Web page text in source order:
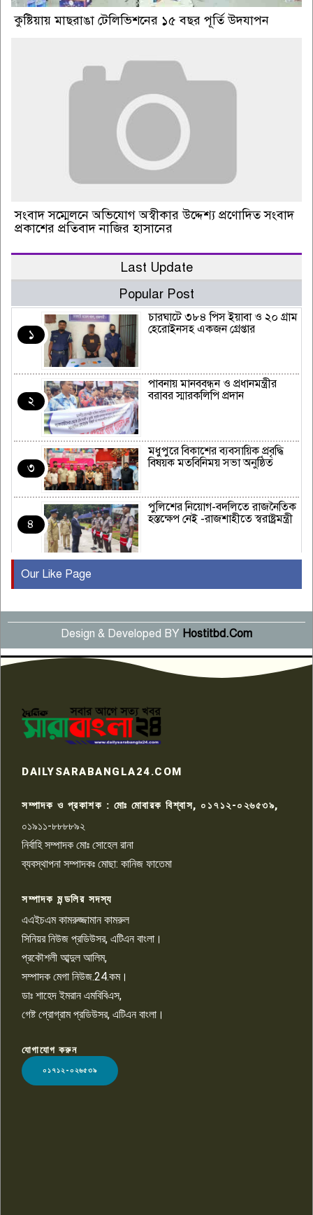
কুষ্টিয়ায় মাছরাঙা টেলিভিশনের ১৫ বছর পূর্তি উদযাপন
সংবাদ সম্মেলনে অভিযোগ অস্বীকার উদ্দেশ্য প্রণোদিত সংবাদ
প্রকাশের প্রতিবাদ নাজির হাসানের
Last Update
Popular Post
১
চারঘাটে ৩৮৪ পিস ইয়াবা ও ২০ গ্রাম
হেরোইনসহ একজন গ্রেপ্তার
২
পাবনায় মানববন্ধন ও প্রধানমন্ত্রীর
বরাবর স্মারকলিপি প্রদান
৩
মধুপুরে বিকাশের ব্যবসায়িক প্রবৃদ্ধি
বিষয়ক মতবিনিময় সভা অনুষ্ঠিত
৪
পুলিশের নিয়োগ-বদলিতে রাজনৈতিক
হস্তক্ষেপ নেই -রাজশাহীতে স্বরাষ্ট্রমন্ত্রী
৫
বছর পূর্তি উদযাপন
৬
সংবাদ সম্মেলনে অভিযোগ অস্বীকার
উদ্দেশ্য প্রণোদিত সংবাদ প্রকাশের
প্রতিবাদ নাজির হাসানের
৭
কেটে ঘরে ঢুকে স্কুল শিক্ষিকাকে হত্যা
টয়লেটের ট্যাংকি থেকে লাশ উদ্ধার
রাজশাহীতে সন্ত্রাসী হামলায় গুরুতর
৯
চাঁদাবাজি ও হয়রানির অভিযোগ
১০
Our Like Page
Design & Developed BY Hostitbd.Com
LOGO
DAILYSARABANGLA24.COM
সম্পাদক ও প্রকাশক : মোঃ মোবারক বিশ্বাস, ০১৭১২-০২৬৫৩৯,
০১৯১১-৮৮৮৮৯২
নির্বাহি সম্পাদক মোঃ সোহেল রানা
ব্যবস্থাপনা সম্পাদকঃ মোছা: কানিজ ফাতেমা
সম্পাদক মন্ডলির সদস্য
এএইচএম কামরুজ্জামান কামরুল
সিনিয়র নিউজ প্রডিউসর, এটিএন বাংলা।
প্রকৌশলী আব্দুল আলিম,
সম্পাদক মেগা নিউজ.24.কম।
ডাঃ শাহেদ ইমরান এমবিবিএস,
গেষ্ট প্রোগ্রাম প্রডিউসর, এটিএন বাংলা।
যোগাযোগ করুন
০১৭১২-০২৬৫৩৯